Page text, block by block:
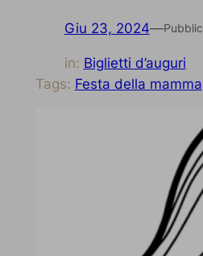
Giu 23, 2024—
in: Biglietti d’auguri
Tags: Festa della mamma